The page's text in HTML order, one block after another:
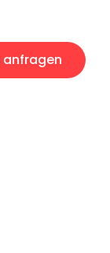
anfragen